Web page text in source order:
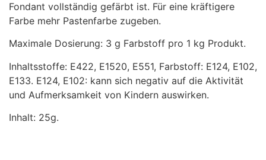
Fondant vollständig gefärbt ist. Für eine kräftigere
Farbe mehr Pastenfarbe zugeben.
Maximale Dosierung: 3 g Farbstoff pro 1 kg Produkt.
Inhaltsstoffe: E422, E1520, E551, Farbstoff: E124, E102,
E133. E124, E102: kann sich negativ auf die Aktivität
und Aufmerksamkeit von Kindern auswirken.
Inhalt: 25g.